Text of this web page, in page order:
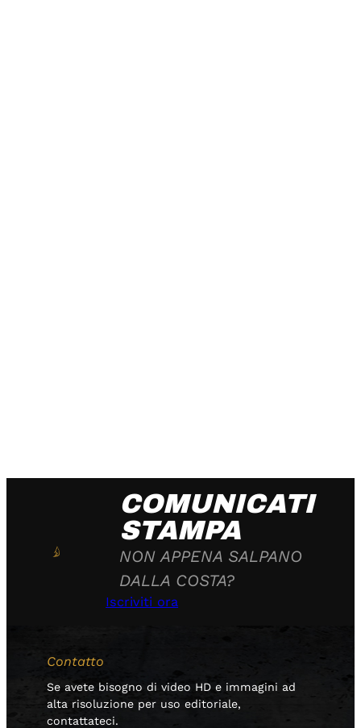
COMUNICATI
STAMPA
NON APPENA SALPANO
DALLA COSTA?
Iscriviti ora
Contatto
Se avete bisogno di video HD e immagini ad
alta risoluzione per uso editoriale,
contattateci.